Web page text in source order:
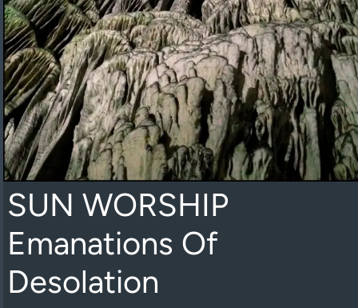
SUN WORSHIP
Emanations Of
Desolation